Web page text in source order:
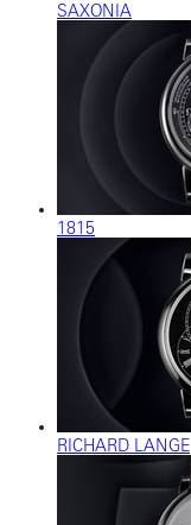
SAXONIA
1815
RICHARD LANGE